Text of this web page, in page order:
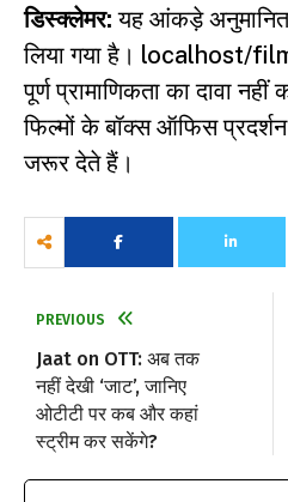
डिस्क्लेमर: यह आंकड़े अनुमानित
लिया गया है। localhost/
पूर्ण प्रामाणिकता का दावा
फिल्मों के बॉक्स ऑफिस
जरूर देते हैं।
PREVIOUS
Jaat on OTT: अब तक
नहीं देखी ‘जाट’, जानिए
ओटीटी पर कब और कहां
स्ट्रीम कर सकेंगे?